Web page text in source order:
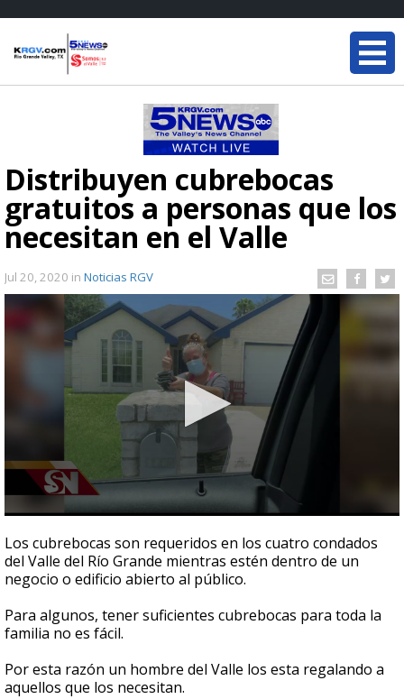
Distribuyen cubrebocas
gratuitos a personas que los
necesitan en el Valle
Jul 20, 2020 in Noticias RGV
seconds
of
2
minutes,
seconds
Los cubrebocas son requeridos en los cuatro condados
del Valle del Río Grande mientras estén dentro de un
negocio o edificio abierto al público.
Para algunos, tener suficientes cubrebocas para toda la
familia no es fácil.
Por esta razón un hombre del Valle los esta regalando a
aquellos que los necesitan.